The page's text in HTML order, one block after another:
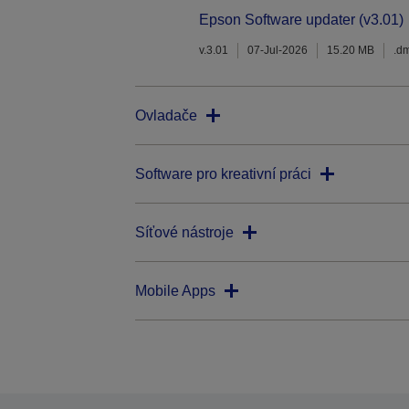
Epson Software updater (v3.01)
v.3.01 07-Jul-2026 15.20 MB
Ovladače
Software pro kreativní práci
Síťové nástroje
Mobile Apps